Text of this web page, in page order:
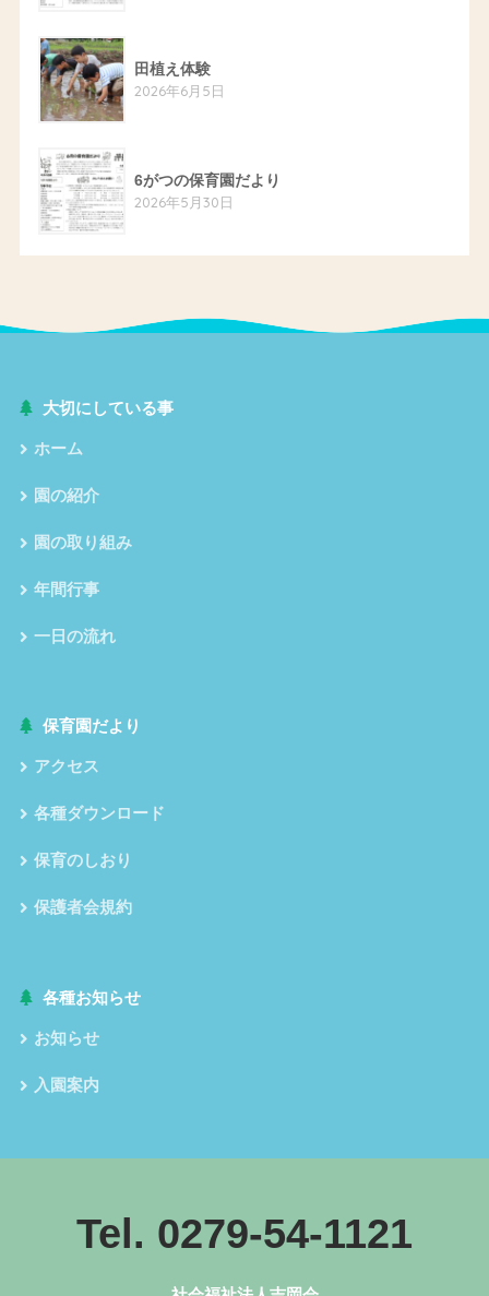
田植え体験
2026年6月5日
6がつの保育園だより
2026年5月30日
大切にしている事
ホーム
園の紹介
園の取り組み
年間行事
一日の流れ
保育園だより
アクセス
各種ダウンロード
保育のしおり
保護者会規約
各種お知らせ
お知らせ
入園案内
Tel. 0279-54-1121